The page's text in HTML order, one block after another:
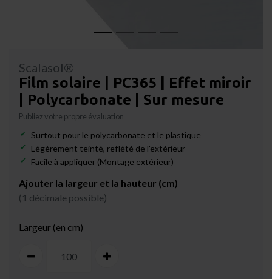
Scalasol®
Film solaire | PC365 | Effet miroir
| Polycarbonate | Sur mesure
Publiez votre propre évaluation
Surtout pour le polycarbonate et le plastique
Légèrement teinté, reflété de l'extérieur
Facile à appliquer (Montage extérieur)
Ajouter la largeur et la hauteur (cm)
(1 décimale possible)
Largeur (en cm)